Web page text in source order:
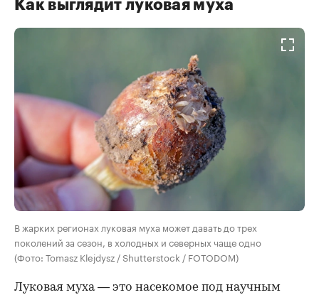
Как выглядит луковая муха
В жарких регионах луковая муха может давать до трех
поколений за сезон, в холодных и северных чаще одно
(Фото: Tomasz Klejdysz / Shutterstock / FOTODOM)
Луковая муха — это насекомое под научным